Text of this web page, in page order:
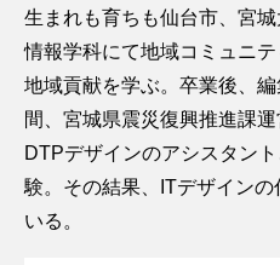
生まれも育ちも仙台市、宮
情報学科にて地域コミュニ
地域貢献を学ぶ。卒業後、
間、宮城県震災復興推進課
DTPデザインのアシスタン
験。その結果、ITデザイン
いる。